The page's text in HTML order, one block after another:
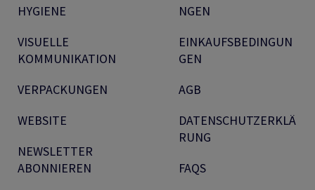
HYGIENE
VISUELLE
KOMMUNIKATION
VERPACKUNGEN
WEBSITE
NEWSLETTER
ABONNIEREN
NGEN
EINKAUFSBEDINGUN
GEN
AGB
DATENSCHUTZERKLÄ
RUNG
FAQS